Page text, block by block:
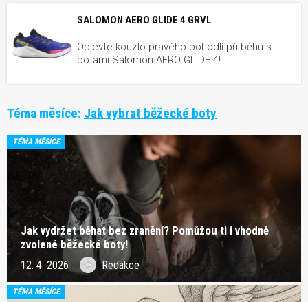
SALOMON AERO GLIDE 4 GRVL
Objevte kouzlo pravého pohodlí při běhu s
botami Salomon AERO GLIDE 4!
Téma měsíce: Jak vybrat běžecké boty
TÉMA MĚSÍCE
Jak vydržet běhat bez zranění? Pomůžou ti i vhodně
zvolené běžecké boty!
12. 4. 2026 Redakce
TÉMA MĚSÍCE